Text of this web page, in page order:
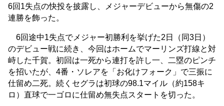
6回1失点の快投を披露し、メジャーデビューから無傷の2
連勝を飾った。
6回途中1失点でメジャー初勝利を挙げた2日（同3日）
のデビュー戦に続き、今回はホームでマーリンズ打線と対
峙した千賀。初回は一死から連打を許し一、二塁のピンチ
を招いたが、4番・ソレアを「お化けフォーク」で三振に
仕留め二死。続くセグラは初球の98.1マイル（約158キ
ロ）直球で一ゴロに仕留め無失点スタートを切った。